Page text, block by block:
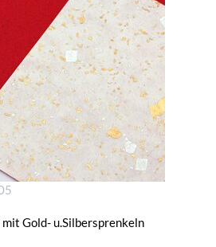
Gold- u.Silbersprenkeln